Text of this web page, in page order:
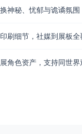
神秘、忧郁与诡谲氛围
刷细节，社媒到展板全
角色资产，支持同世